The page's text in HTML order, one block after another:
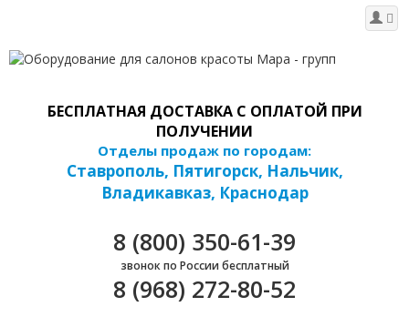
БЕСПЛАТНАЯ ДОСТАВКА С ОПЛАТОЙ ПРИ
ПОЛУЧЕНИИ
Отделы продаж по городам:
Ставрополь, Пятигорск, Нальчик,
Владикавказ, Краснодар
8 (800) 350-61-39
звонок по России бесплатный
8 (968) 272-80-52